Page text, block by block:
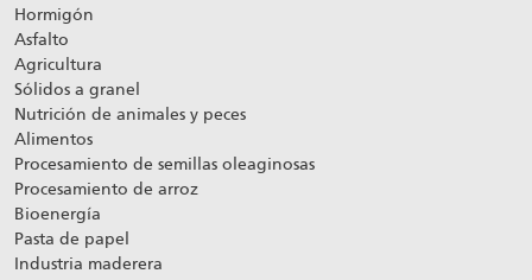
Hormigón
Asfalto
Agricultura
Sólidos a granel
Nutrición de animales y peces
Alimentos
Procesamiento de semillas oleaginosas
Procesamiento de arroz
Bioenergía
Pasta de papel
Industria maderera